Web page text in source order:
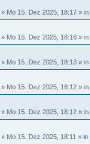
» Mo 15. Dez 2025, 18:17 » in
» Mo 15. Dez 2025, 18:16 » in
» Mo 15. Dez 2025, 18:13 » in
» Mo 15. Dez 2025, 18:12 » in
» Mo 15. Dez 2025, 18:12 » in
» Mo 15. Dez 2025, 18:11 » in